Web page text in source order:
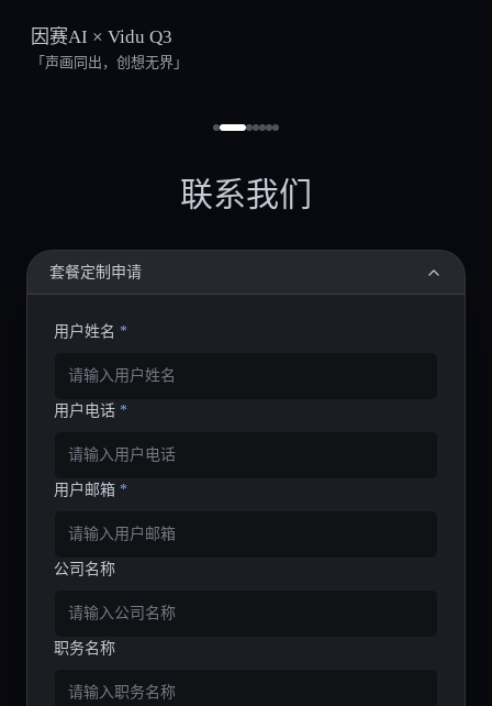
因赛AI × Vidu Q3
「声画同出，创想无界」
联系我们
套餐定制申请
用户姓名 *
用户电话 *
用户邮箱 *
公司名称
职务名称